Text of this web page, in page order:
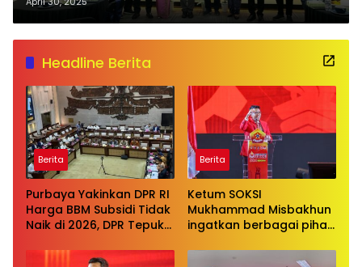
Transparansi Publik
Headline Berita
Berita
Purbaya Yakinkan DPR RI
Harga BBM Subsidi Tidak
Naik di 2026, DPR Tepuk
Berita
Ketum SOKSI
Mukhammad Misbakhun
ingatkan berbagai pihak
serangan bersifat